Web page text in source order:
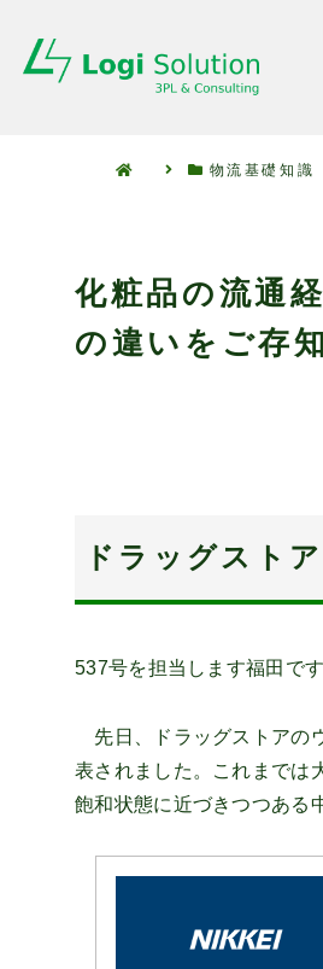
物流基礎知識
化粧品の流通
の違いをご存
ドラッグスト
537号を担当します福田です
先日、ドラッグストアの
表されました 。これまでは
飽和状態に近づきつつある